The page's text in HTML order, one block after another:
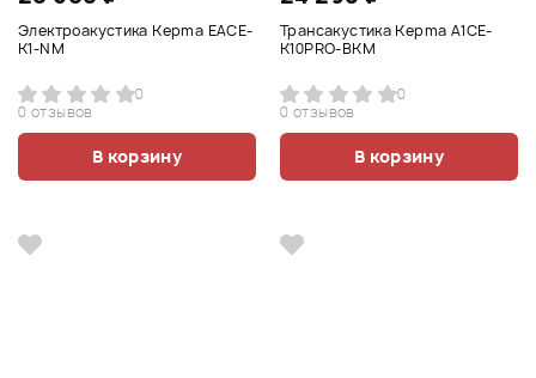
Электроакустика Kepma EACE-
К1-NM
0
0 отзывов
В корзину
Трансакустика Kepma A1CE-
K10PRO-BKM
0
0 отзывов
В корзину